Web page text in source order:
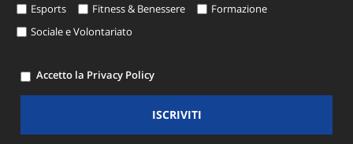
Esports
Fitness & Benessere
Formazione
Sociale e Volontariato
Accetto la Privacy Policy
ISCRIVITI